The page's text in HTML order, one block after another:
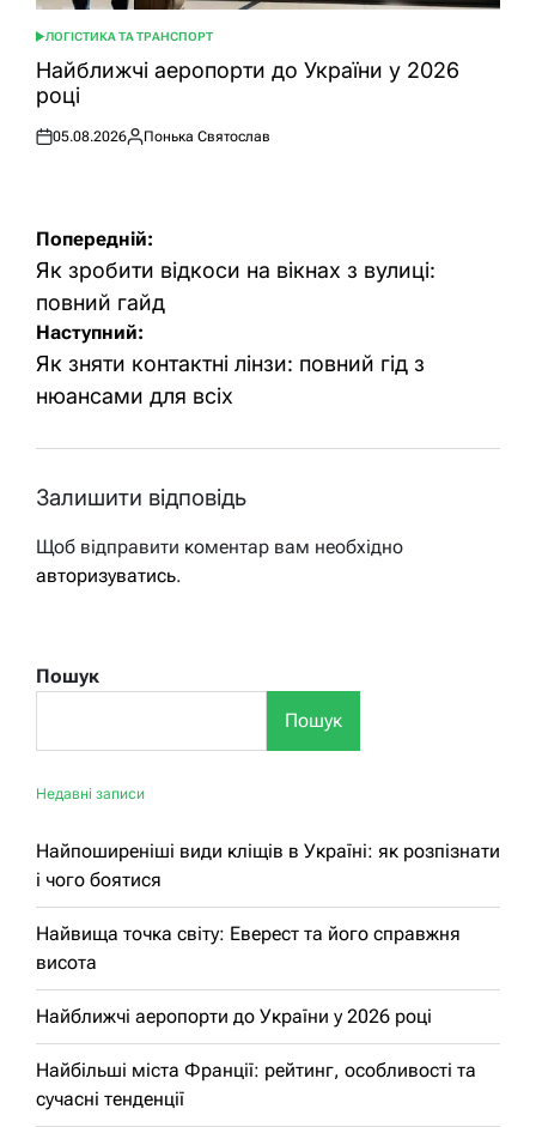
ОПУБЛІКУВАТИ
У
ЛОГІСТИКА ТА ТРАНСПОРТ
Найближчі аеропорти до України у 2026
році
Оприлюднено
05.08.2026
Опубліковано
Понька Святослав
Навігація
записів
Попередній:
Як зробити відкоси на вікнах з вулиці:
повний гайд
Наступний:
Як зняти контактні лінзи: повний гід з
нюансами для всіх
Залишити відповідь
Щоб відправити коментар вам необхідно
авторизуватись.
Пошук
Пошук
Недавні записи
Найпоширеніші види кліщів в Україні: як розпізнати
і чого боятися
Найвища точка світу: Еверест та його справжня
висота
Найближчі аеропорти до України у 2026 році
Найбільші міста Франції: рейтинг, особливості та
сучасні тенденції